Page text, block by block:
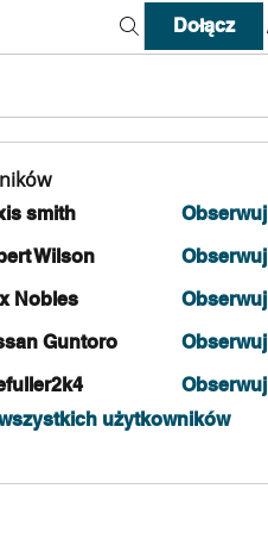
Dołącz
smith
Obserwuj
Wilson
Obserwuj
Nobles
Obserwuj
Guntoro
Obserwuj
Obserwuj
użytkowników